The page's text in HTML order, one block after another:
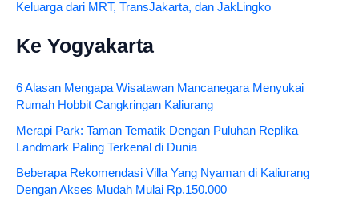
Keluarga dari MRT, TransJakarta, dan JakLingko
Ke Yogyakarta
6 Alasan Mengapa Wisatawan Mancanegara Menyukai
Rumah Hobbit Cangkringan Kaliurang
Merapi Park: Taman Tematik Dengan Puluhan Replika
Landmark Paling Terkenal di Dunia
Beberapa Rekomendasi Villa Yang Nyaman di Kaliurang
Dengan Akses Mudah Mulai Rp.150.000